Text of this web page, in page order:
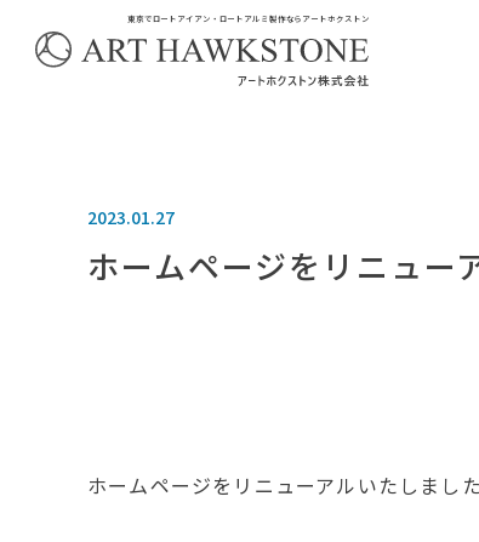
東京でロートアイアン・ロートアルミ製作ならアートホクストン
2023.01.27
ホームページをリニュー
ホームページをリニューアルいたしました